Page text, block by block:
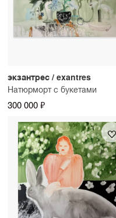
экзантрес / exantres
Натюрморт с букетами
300 000 ₽